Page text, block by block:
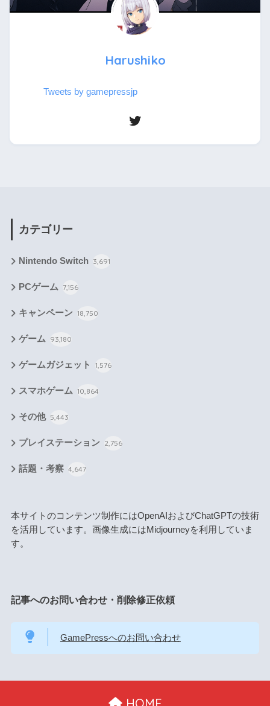
Harushiko
Tweets by gamepressjp
カテゴリー
Nintendo Switch 3,691
PCゲーム 7,156
キャンペーン 18,750
ゲーム 93,180
ゲームガジェット 1,576
スマホゲーム 10,864
その他 5,443
プレイステーション 2,756
話題・考察 4,647
本サイトのコンテンツ制作にはOpenAIおよびChatGPTの技術
を活用しています。画像生成にはMidjourneyを利用していま
す。
記事へのお問い合わせ・削除修正依頼
GamePressへのお問い合わせ